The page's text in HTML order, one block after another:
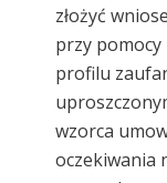
złożyć
przy
profilu
wzorca
oczekiwania